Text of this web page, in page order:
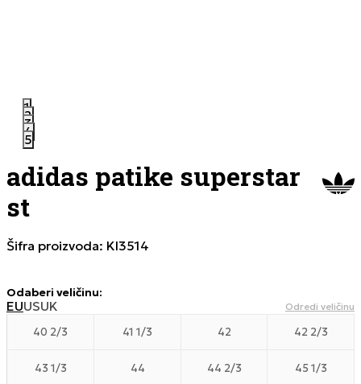
1
2
3
4
5
adidas patike superstar
st
Šifra proizvoda: KI3514
Odaberi veličinu:
EUUSUK Odredi veličinu
40 2/3 41 1/3 42 42 2/3
43 1/3 44 44 2/3 45 1/3